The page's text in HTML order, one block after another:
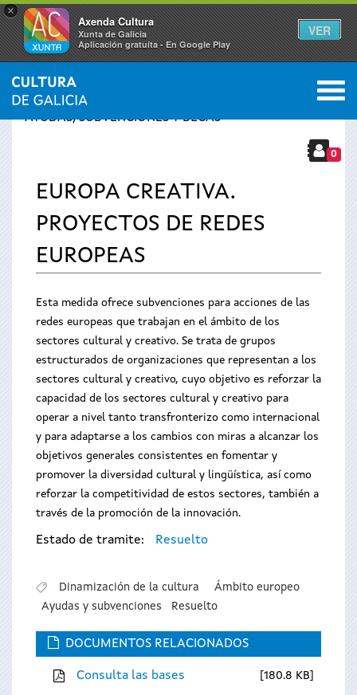
×
Axenda Cultura
Xunta de Galicia
Aplicación gratuíta - En Google Play
VER
Se
usted
aquí
INICIO › SERVICIOS
AYUDAS, SUBVENCIONES Y BECAS
0
EUROPA CREATIVA.
PROYECTOS DE REDES
EUROPEAS
Esta medida ofrece subvenciones para acciones de las
redes europeas que trabajan en el ámbito de los
sectores cultural y creativo. Se trata de grupos
estructurados de organizaciones que representan a los
sectores cultural y creativo, cuyo objetivo es reforzar la
capacidad de los sectores cultural y creativo para
operar a nivel tanto transfronterizo como internacional
y para adaptarse a los cambios con miras a alcanzar los
objetivos generales consistentes en fomentar y
promover la diversidad cultural y lingüística, así como
reforzar la competitividad de estos sectores, también a
través de la promoción de la innovación.
Estado de tramite: Resuelto
Dinamización de la cultura
Ámbito europeo
Ayudas y subvenciones
Resuelto
DOCUMENTOS RELACIONADOS
Consulta las bases 180.8 KB